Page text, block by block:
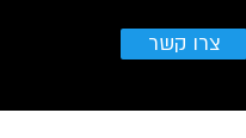
צרו קשר